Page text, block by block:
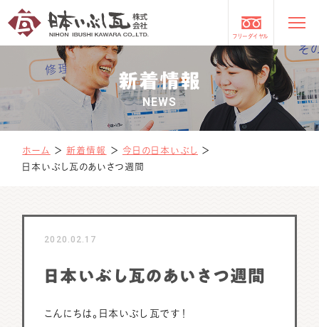
フリーダイヤル
新着情報
NEWS
ホーム ＞ 新着情報 ＞ 今日の日本いぶし
＞
日本いぶし瓦のあいさつ週間
2020.02.17
日本いぶし瓦のあいさつ週間
こんにちは。日本いぶし瓦です！